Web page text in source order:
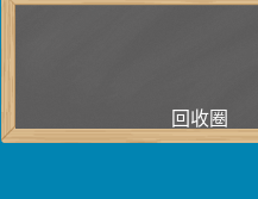
回收圈